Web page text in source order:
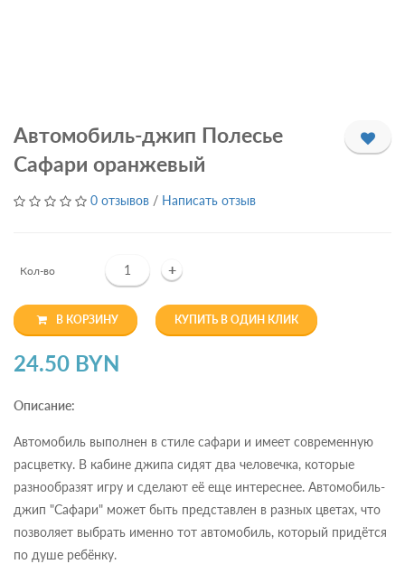
Автомобиль-джип Полесье
Сафари оранжевый
0 отзывов / Написать отзыв
Кол-во +
В КОРЗИНУ КУПИТЬ В ОДИН КЛИК
24.50 BYN
Описание:
Автомобиль выполнен в стиле сафари и имеет современную
расцветку. В кабине джипа сидят два человечка, которые
разнообразят игру и сделают её еще интереснее. Автомобиль-
джип "Сафари" может быть представлен в разных цветах, что
позволяет выбрать именно тот автомобиль, который придётся
по душе ребёнку.